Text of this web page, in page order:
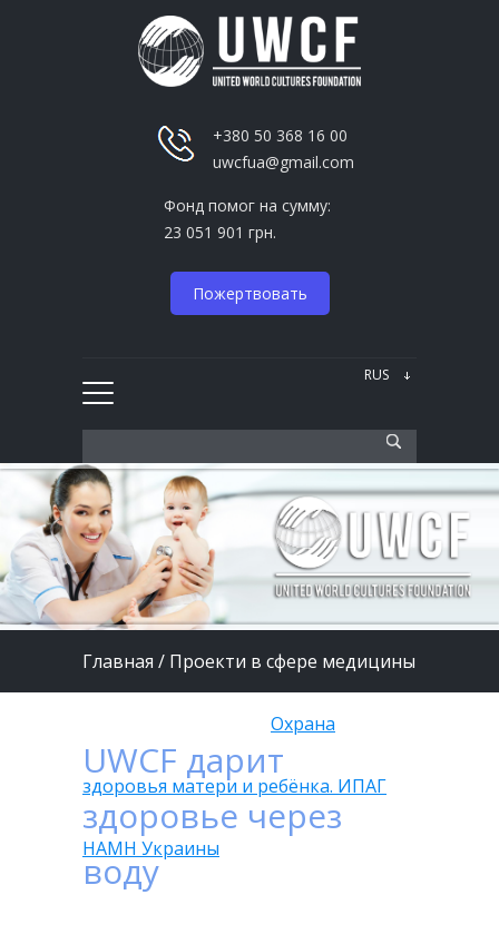
+380 50 368 16 00
uwcfua@gmail.com
Фонд помог на сумму:
23 051 901 грн.
Пожертвовать
Главная / Проекти в сфере медицины
Охрана
здоровья матери и ребёнка. ИПАГ
НАМН Украины
UWCF дарит
здоровье через
воду